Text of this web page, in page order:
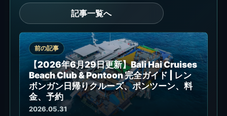
記事一覧へ
前の記事
【2026年6月29日更新】Bali Hai Cruises
Beach Club & Pontoon 完全ガイド | レン
ボンガン日帰りクルーズ、ポンツーン、料
金、予約
2026.05.31